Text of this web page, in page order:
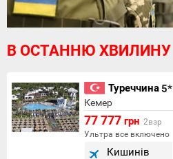
В ОСТАННЮ ХВИЛИНУ
Туреччина5*
Кемер
77 777 грн 2взр
Ультра все включено
Кишинів